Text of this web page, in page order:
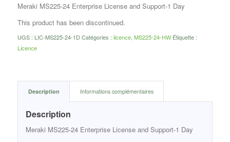
Meraki MS225-24 Enterprise License and Support-1 Day
This product has been discontinued.
UGS : LIC-MS225-24-1D Catégories : licence, MS225-24-HW Étiquette :
Licence
Description Informations complémentaires
Description
Meraki MS225-24 Enterprise License and Support-1 Day